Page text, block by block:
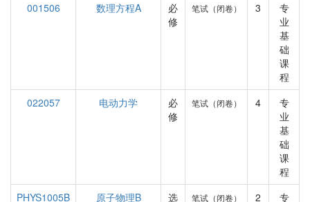
001506 数理方程A
必
修
笔试（闭卷） 3
专
业
基
础
课
程
022057
电动力学
必
修
笔试（闭卷） 4
专
业
基
础
课
程
PHYS1005B
原子物理B
选
笔试（闭卷） 2
专